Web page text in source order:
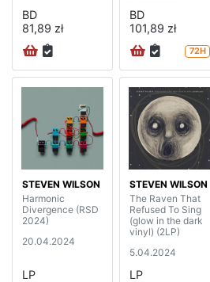
BD
81,89 zł
BD
101,89 zł
72H
STEVEN WILSON
Harmonic
Divergence (RSD
2024)
20.04.2024
LP
STEVEN WILSON
The Raven That
Refused To Sing
(glow in the dark
vinyl) (2LP)
5.04.2024
LP